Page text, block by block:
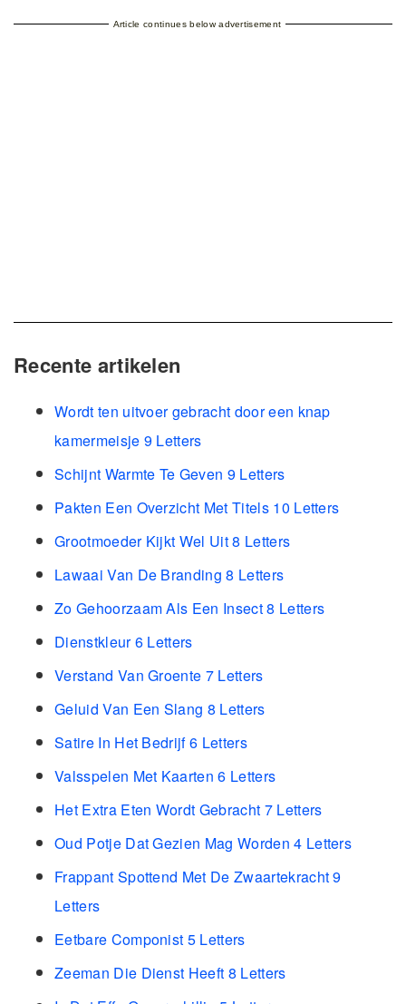
Article continues below advertisement
Recente artikelen
Wordt ten uitvoer gebracht door een knap
kamermeisje 9 Letters
Schijnt Warmte Te Geven 9 Letters
Pakten Een Overzicht Met Titels 10 Letters
Grootmoeder Kijkt Wel Uit 8 Letters
Lawaai Van De Branding 8 Letters
Zo Gehoorzaam Als Een Insect 8 Letters
Dienstkleur 6 Letters
Verstand Van Groente 7 Letters
Geluid Van Een Slang 8 Letters
Satire In Het Bedrijf 6 Letters
Valsspelen Met Kaarten 6 Letters
Het Extra Eten Wordt Gebracht 7 Letters
Oud Potje Dat Gezien Mag Worden 4 Letters
Frappant Spottend Met De Zwaartekracht 9
Letters
Eetbare Componist 5 Letters
Zeeman Die Dienst Heeft 8 Letters